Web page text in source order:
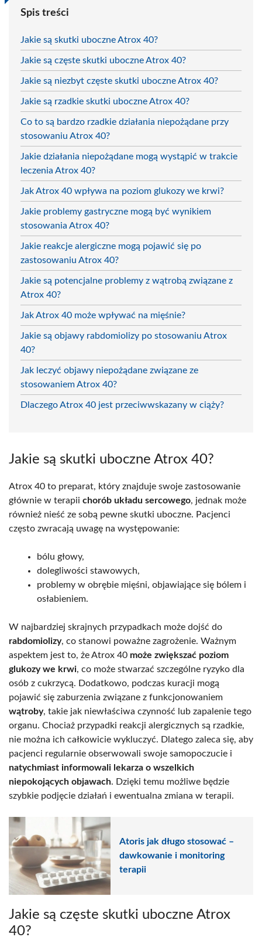
Spis treści
Jakie są skutki uboczne Atrox 40?
Jakie są częste skutki uboczne Atrox 40?
Jakie są niezbyt częste skutki uboczne Atrox 40?
Jakie są rzadkie skutki uboczne Atrox 40?
Co to są bardzo rzadkie działania niepożądane przy
stosowaniu Atrox 40?
Jakie działania niepożądane mogą wystąpić w trakcie
leczenia Atrox 40?
Jak Atrox 40 wpływa na poziom glukozy we krwi?
Jakie problemy gastryczne mogą być wynikiem
stosowania Atrox 40?
Jakie reakcje alergiczne mogą pojawić się po
zastosowaniu Atrox 40?
Jakie są potencjalne problemy z wątrobą związane z
Atrox 40?
Jak Atrox 40 może wpływać na mięśnie?
Jakie są objawy rabdomiolizy po stosowaniu Atrox
40?
Jak leczyć objawy niepożądane związane ze
stosowaniem Atrox 40?
Dlaczego Atrox 40 jest przeciwwskazany w ciąży?
Jakie są skutki uboczne Atrox 40?
Atrox 40 to preparat, który znajduje swoje zastosowanie
głównie w terapii chorób układu sercowego, jednak może
również nieść ze sobą pewne skutki uboczne. Pacjenci
często zwracają uwagę na występowanie:
bólu głowy,
dolegliwości stawowych,
problemy w obrębie mięśni, objawiające się bólem i
osłabieniem.
W najbardziej skrajnych przypadkach może dojść do
rabdomiolizy, co stanowi poważne zagrożenie. Ważnym
aspektem jest to, że Atrox 40 może zwiększać poziom
glukozy we krwi, co może stwarzać szczególne ryzyko dla
osób z cukrzycą. Dodatkowo, podczas kuracji mogą
pojawić się zaburzenia związane z funkcjonowaniem
wątroby, takie jak niewłaściwa czynność lub zapalenie tego
organu. Chociaż przypadki reakcji alergicznych są rzadkie,
nie można ich całkowicie wykluczyć. Dlatego zaleca się, aby
pacjenci regularnie obserwowali swoje samopoczucie i
natychmiast informowali lekarza o wszelkich
niepokojących objawach. Dzięki temu możliwe będzie
szybkie podjęcie działań i ewentualna zmiana w terapii.
Atoris jak długo stosować –
dawkowanie i monitoring
terapii
Jakie są częste skutki uboczne Atrox
40?